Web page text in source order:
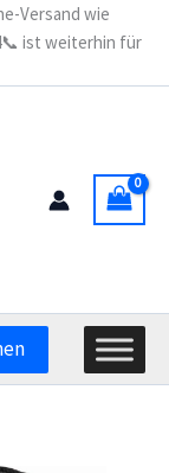
Versand wie
ist weiterhin für